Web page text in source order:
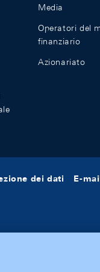
Media
Operatori del
finanziario
Azionariato
dei dati E-